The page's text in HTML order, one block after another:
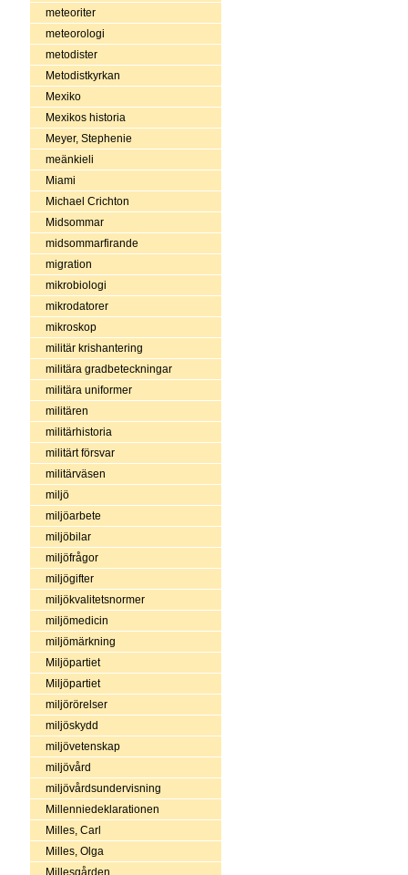
meteoriter
meteorologi
metodister
Metodistkyrkan
Mexiko
Mexikos historia
Meyer, Stephenie
meänkieli
Miami
Michael Crichton
Midsommar
midsommarfirande
migration
mikrobiologi
mikrodatorer
mikroskop
militär krishantering
militära gradbeteckningar
militära uniformer
militären
militärhistoria
militärt försvar
militärväsen
miljö
miljöarbete
miljöbilar
miljöfrågor
miljögifter
miljökvalitetsnormer
miljömedicin
miljömärkning
Miljöpartiet
Miljöpartiet
miljörörelser
miljöskydd
miljövetenskap
miljövård
miljövårdsundervisning
Millenniedeklarationen
Milles, Carl
Milles, Olga
Millesgården